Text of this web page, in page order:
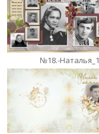
№18.-Наталья_1